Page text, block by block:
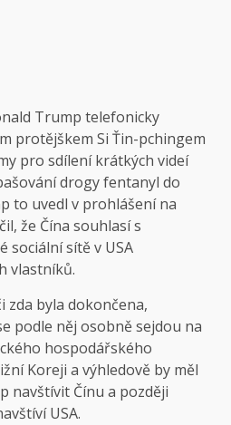
Trump telefonicky
protějškem Si Ťin-pchingem
pro sdílení krátkých videí
drogy fentanyl do
to uvedl v prohlášení na
že Čína souhlasí s
sociální sítě v USA
vlastníků.
zda byla dokončena,
podle něj osobně sejdou na
hospodářského
Koreji a výhledově by měl
navštívit Čínu a později
USA.